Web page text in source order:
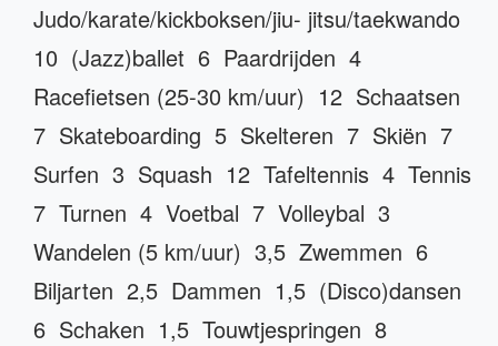
Judo/karate/kickboksen/jiu- jitsu/taekwando
10 (Jazz)ballet 6 Paardrijden 4
Racefietsen (25-30 km/uur) 12 Schaatsen
7 Skateboarding 5 Skelteren 7 Skiën 7
Surfen 3 Squash 12 Tafeltennis 4 Tennis
7 Turnen 4 Voetbal 7 Volleybal 3
Wandelen (5 km/uur) 3,5 Zwemmen 6
Biljarten 2,5 Dammen 1,5 (Disco)dansen
6 Schaken 1,5 Touwtjespringen 8